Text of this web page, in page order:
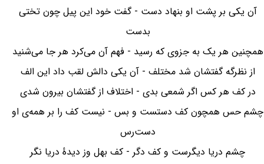
آن یکی بر پشت او بنهاد دست - گفت خود این پیل چون تختی
بدست
همچنین هر یک به جزوی که رسید - فهم آن می‌کرد هر جا می‌شنید
از نظرگه گفتشان شد مختلف - آن یکی دالش لقب داد این الف
در کف هر کس اگر شمعی بدی - اختلاف از گفتشان بیرون شدی
چشم حس همچون کف دستست و بس - نیست کف را بر همه‌ی او
دست‌رس
چشم دریا دیگرست و کف دگر - کف بهل وز دیدهٔ دریا نگر